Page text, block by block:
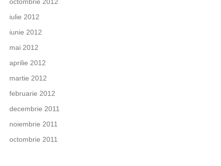
octombrie 2012
iulie 2012
iunie 2012
mai 2012
aprilie 2012
martie 2012
februarie 2012
decembrie 2011
noiembrie 2011
octombrie 2011